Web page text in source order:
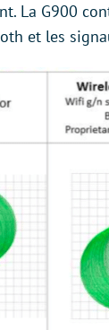
La G900
et les